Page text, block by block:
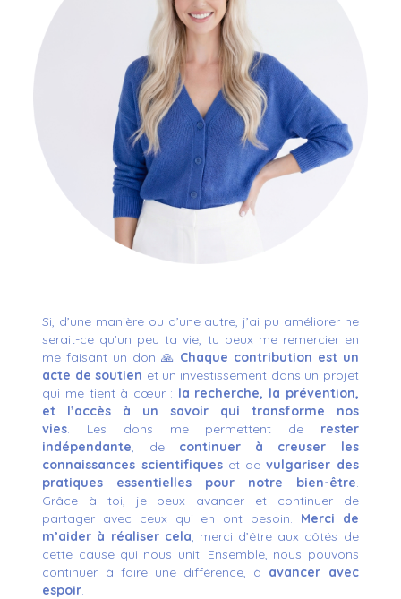
Si, d’une manière ou d’une autre, j’ai pu améliorer ne
serait-ce qu’un peu ta vie, tu peux me remercier en
me faisant un don 🙏 Chaque contribution est un
acte de soutien et un investissement dans un projet
qui me tient à cœur : la recherche, la prévention,
et l’accès à un savoir qui transforme nos
vies. Les dons me permettent de rester
indépendante, de continuer à creuser les
connaissances scientifiques et devulgariser des
pratiques essentielles pour notre bien-être.
Grâce à toi, je peux avancer et continuer de
partager avec ceux qui en ont besoin. Merci de
m’aider à réaliser cela, merci d’être aux côtés de
cette cause qui nous unit. Ensemble, nous pouvons
continuer à faire une différence, à avancer avec
espoir.